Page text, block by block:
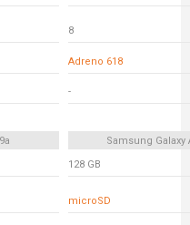
8
Adreno 618
-
Samsung Galaxy
128 GB
microSD